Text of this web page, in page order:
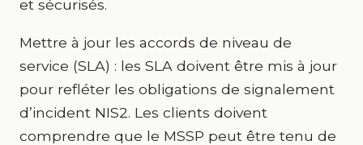
et sécurisés.
Mettre à jour les accords de niveau de
service (SLA) : les SLA doivent être mis à jour
pour refléter les obligations de signalement
d’incident NIS2. Les clients doivent
comprendre que le MSSP peut être tenu de